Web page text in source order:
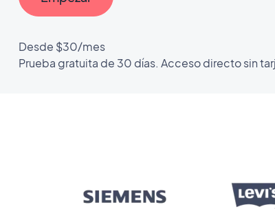
Desde $30/mes
Prueba gratuita de 30 días. Acceso directo sin